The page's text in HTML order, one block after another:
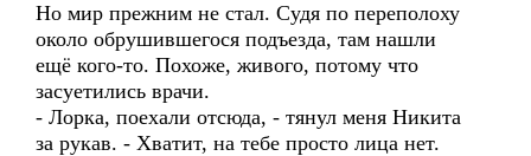
Но мир прежним не стал. Судя по переполоху
около обрушившегося подъезда, там нашли
ещё кого-то. Похоже, живого, потому что
засуетились врачи.
- Лорка, поехали отсюда, - тянул меня Никита
за рукав. - Хватит, на тебе просто лица нет.